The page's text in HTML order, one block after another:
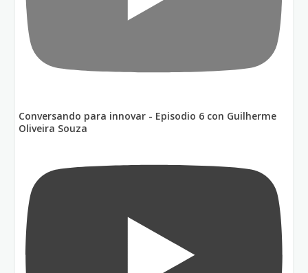
Conversando para innovar - Episodio 6 con Guilherme
Oliveira Souza